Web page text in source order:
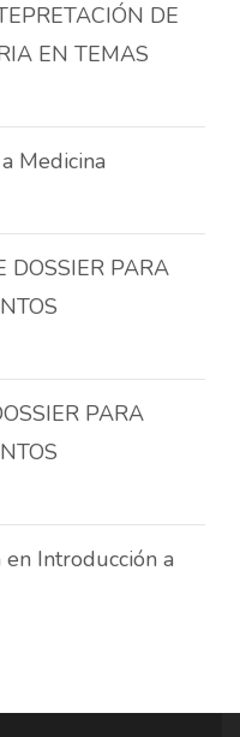
DE
EN TEMAS
Medicina
DOSSIER PARA
PARA
en Introducción a